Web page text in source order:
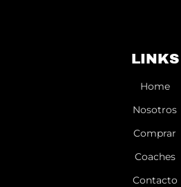
LINKS
Home
Nosotros
Comprar
Coaches
Contacto